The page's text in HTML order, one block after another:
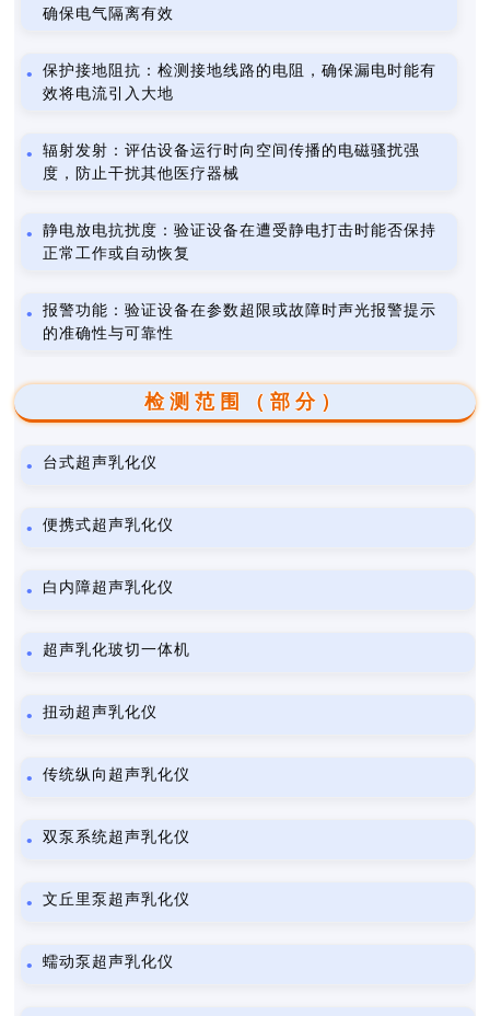
确保电气隔离有效
保护接地阻抗：检测接地线路的电阻，确保漏电时能有
效将电流引入大地
辐射发射：评估设备运行时向空间传播的电磁骚扰强
度，防止干扰其他医疗器械
静电放电抗扰度：验证设备在遭受静电打击时能否保持
正常工作或自动恢复
报警功能：验证设备在参数超限或故障时声光报警提示
的准确性与可靠性
检测范围（部分）
台式超声乳化仪
便携式超声乳化仪
白内障超声乳化仪
超声乳化玻切一体机
扭动超声乳化仪
传统纵向超声乳化仪
双泵系统超声乳化仪
文丘里泵超声乳化仪
蠕动泵超声乳化仪